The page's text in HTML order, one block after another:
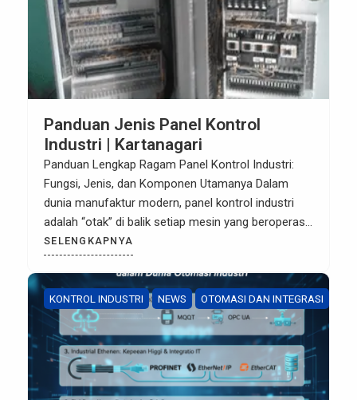
Panduan Jenis Panel Kontrol
Industri | Kartanagari
Panduan Lengkap Ragam Panel Kontrol Industri:
Fungsi, Jenis, dan Komponen Utamanya Dalam
dunia manufaktur modern, panel kontrol industri
adalah “otak” di balik setiap mesin yang beroperasi.
Tanpa sistem kontrol yang terintegrasi dengan baik,
efisiensi produksi terancam, dan risiko keamanan
kerja meningkat. Bagi para pelaku industri,
memahami jenis panel yang tepat adalah kunci
optimasi operasional. Artikel […]
SELENGKAPNYA
KONTROL INDUSTRI NEWS OTOMASI DAN INTEGRASI